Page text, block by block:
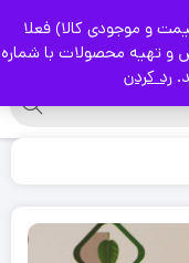
و موجودی کالا) فعلا
تهیه محصولات با شماره
رد کردن
|